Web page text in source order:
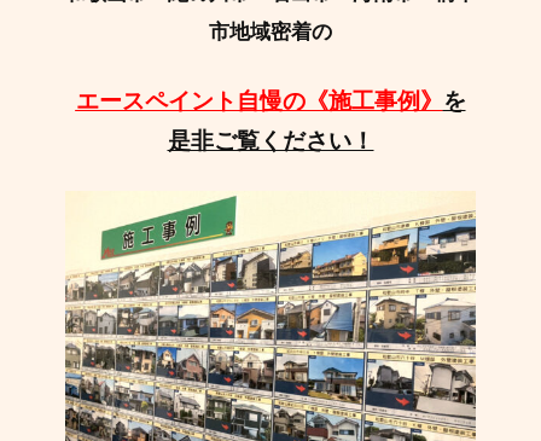
市地域密着の
エースペイント自慢の《施工事例》 を
是非ご覧ください！